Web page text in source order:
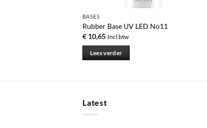
BASES
Rubber Base UV LED No11
€10,65 Incl btw
Lees verder
Latest